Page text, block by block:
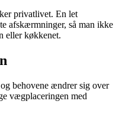
privatlivet. En let
afskærmninger, så man ikke
eller køkkenet.
behovene ændrer sig over
vægplaceringen med